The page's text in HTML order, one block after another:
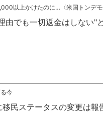
以上かけたのに…〈米国トンデ
由でも一切返金はしない
今
移民ステータスの変更は報